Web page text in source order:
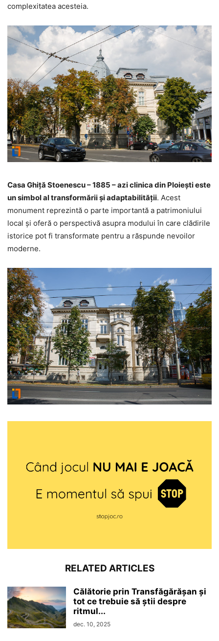
complexitatea acesteia.
Casa Ghiță Stoenescu – 1885 – azi clinica din Ploiești este
un simbol al transformării și adaptabilității. Acest
monument reprezintă o parte importantă a patrimoniului
local și oferă o perspectivă asupra modului în care clădirile
istorice pot fi transformate pentru a răspunde nevoilor
moderne.
RELATED ARTICLES
Călătorie prin Transfăgărășan și
tot ce trebuie să știi despre
ritmul...
dec. 10, 2025